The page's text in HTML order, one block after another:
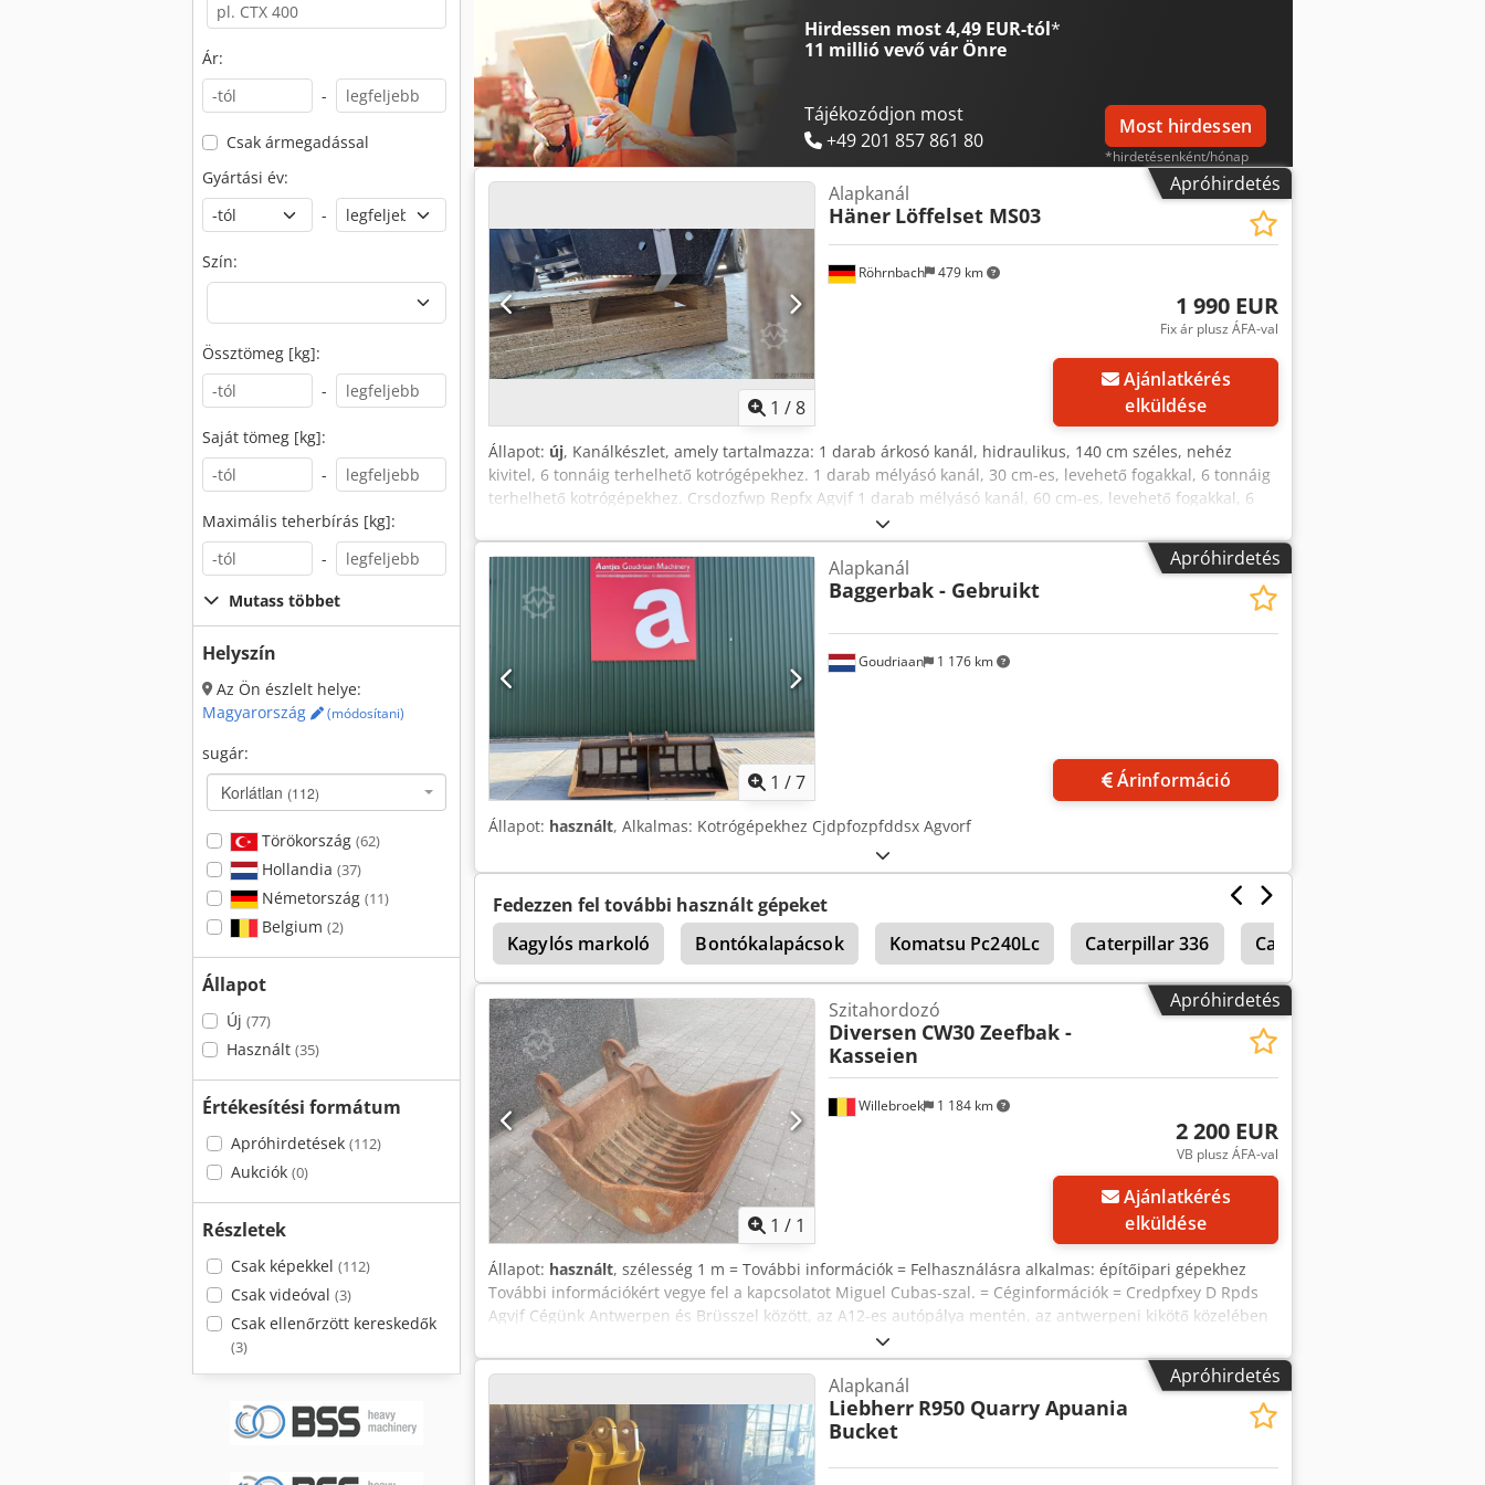
Ár:
-
Csak ármegadással
Gyártási év:
-
Szín:
Össztömeg [kg]:
-
Saját tömeg [kg]:
-
Maximális teherbírás [kg]:
-
Mutass többet
Helyszín
Az Ön észlelt helye:
Magyarország
(módosítani)
sugár:
Korlátlan (112)
Törökország (62)
Hollandia (37)
Németország (11)
Belgium (2)
Állapot
Új (77)
Használt (35)
Értékesítési formátum
Apróhirdetések (112)
Aukciók (0)
Részletek
Csak képekkel (112)
Csak videóval (3)
Csak ellenőrzött kereskedők
(3)
Hirdessen most 4,49 EUR-tól*
11 millió vevővár Önre
Tájékozódjon most
+49 201 857 861 80
Most hirdessen
*hirdetésenként/hónap
Apróhirdetés
1 /8
Röhrnbach 479 km
Alapkanál
Häner Löffelset MS03
1 990 EUR
Fix ár plusz ÁFA-val
Ajánlatkérés
elküldése
Állapot: új, Kanálkészlet, amely tartalmazza: 1 darab árkosó kanál, hidraulikus, 140 cm széles, nehéz
kivitel, 6 tonnáig terhelhető kotrógépekhez. 1 darab mélyásó kanál, 30 cm-es, levehető fogakkal, 6 tonnáig
terhelhető kotrógépekhez. Crsdozfwp Repfx Agvjf 1 darab mélyásó kanál, 60 cm-es, levehető fogakkal, 6
Apróhirdetés
1 /7
Goudriaan 1 176 km
Alapkanál
Baggerbak - Gebruikt
Árinformáció
Állapot: használt, Alkalmas: Kotrógépekhez Cjdpfozpfddsx Agvorf
Fedezzen fel további használt gépeket
Kagylós markoló
Bontókalapácsok Komatsu Pc240Lc Caterpillar 336 Caterpillar 320
Hitachi Kompresszor
Apróhirdetés
Kérjen több képet
1 / 1
Willebroek 1 184 km
Szitahordozó
Diversen CW30 Zeefbak -
Kasseien
2 200 EUR
VB plusz ÁFA-val
Ajánlatkérés
elküldése
Állapot: használt, szélesség 1 m = További információk = Felhasználásra alkalmas: építőipari gépekhez
További információkért vegye fel a kapcsolatot Miguel Cubas-szal. = Céginformációk = Credpfxey D Rpds
Agvjf Cégünk Antwerpen és Brüsszel között, az A12-es autópálya mentén, az antwerpeni kikötő közelében
található. Nyitvatartás: hétfőtől péntekig folyamatosan 8:30-tól 19:00-ig.
Apróhirdetés
Alapkanál
Liebherr R950 Quarry Apuania
Bucket